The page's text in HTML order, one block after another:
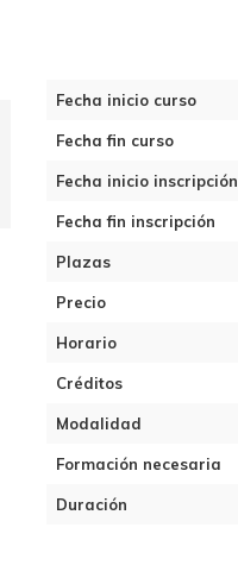
Fecha inicio curso
Fecha fin curso
Fecha inicio inscripción
Fecha fin inscripción
Plazas
Precio
Horario
Créditos
Modalidad
Formación necesaria
Duración